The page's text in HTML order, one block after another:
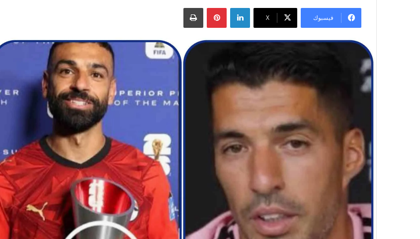
فيسبوك ‫X
لينكدإن بينتيريست